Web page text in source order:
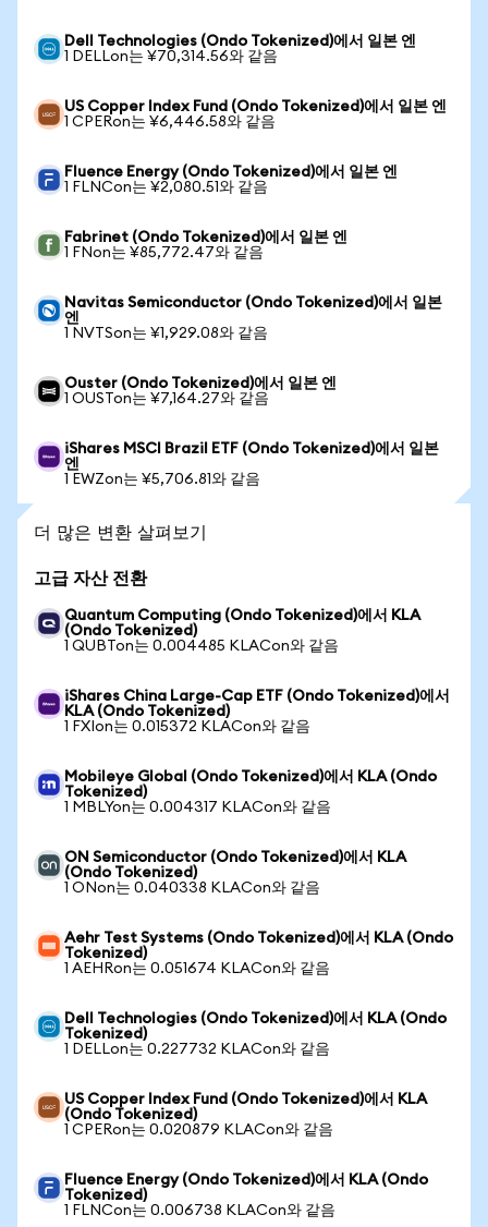
Dell Technologies (Ondo Tokenized)에서 일본 엔
1 DELLon는 ¥70,314.56와 같음
US Copper Index Fund (Ondo Tokenized)에서 일본 엔
1 CPERon는 ¥6,446.58와 같음
Fluence Energy (Ondo Tokenized)에서 일본 엔
1 FLNCon는 ¥2,080.51와 같음
Fabrinet (Ondo Tokenized)에서 일본 엔
1 FNon는 ¥85,772.47와 같음
Navitas Semiconductor (Ondo Tokenized)에서 일본
엔
1 NVTSon는 ¥1,929.08와 같음
Ouster (Ondo Tokenized)에서 일본 엔
1 OUSTon는 ¥7,164.27와 같음
iShares MSCI Brazil ETF (Ondo Tokenized)에서 일본
엔
1 EWZon는 ¥5,706.81와 같음
더 많은 변환 살펴보기
고급 자산 전환
Quantum Computing (Ondo Tokenized)에서 KLA
(Ondo Tokenized)
1 QUBTon는 0.004485 KLACon와 같음
iShares China Large-Cap ETF (Ondo Tokenized)에서
KLA (Ondo Tokenized)
1 FXIon는 0.015372 KLACon와 같음
Mobileye Global (Ondo Tokenized)에서 KLA (Ondo
Tokenized)
1 MBLYon는 0.004317 KLACon와 같음
ON Semiconductor (Ondo Tokenized)에서 KLA
(Ondo Tokenized)
1 ONon는 0.040338 KLACon와 같음
Aehr Test Systems (Ondo Tokenized)에서 KLA (Ondo
Tokenized)
1 AEHRon는 0.051674 KLACon와 같음
Dell Technologies (Ondo Tokenized)에서 KLA (Ondo
Tokenized)
1 DELLon는 0.227732 KLACon와 같음
US Copper Index Fund (Ondo Tokenized)에서 KLA
(Ondo Tokenized)
1 CPERon는 0.020879 KLACon와 같음
Fluence Energy (Ondo Tokenized)에서 KLA (Ondo
Tokenized)
1 FLNCon는 0.006738 KLACon와 같음